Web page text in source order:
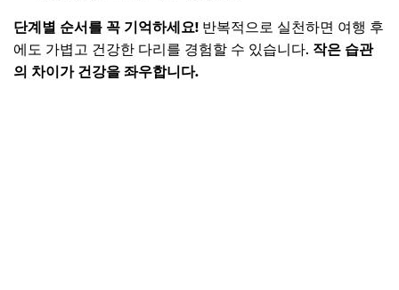
단계별 순서를 꼭 기억하세요! 반복적으로 실천하면 여행 후
에도 가볍고 건강한 다리를 경험할 수 있습니다. 작은 습관
의 차이가 건강을 좌우합니다.